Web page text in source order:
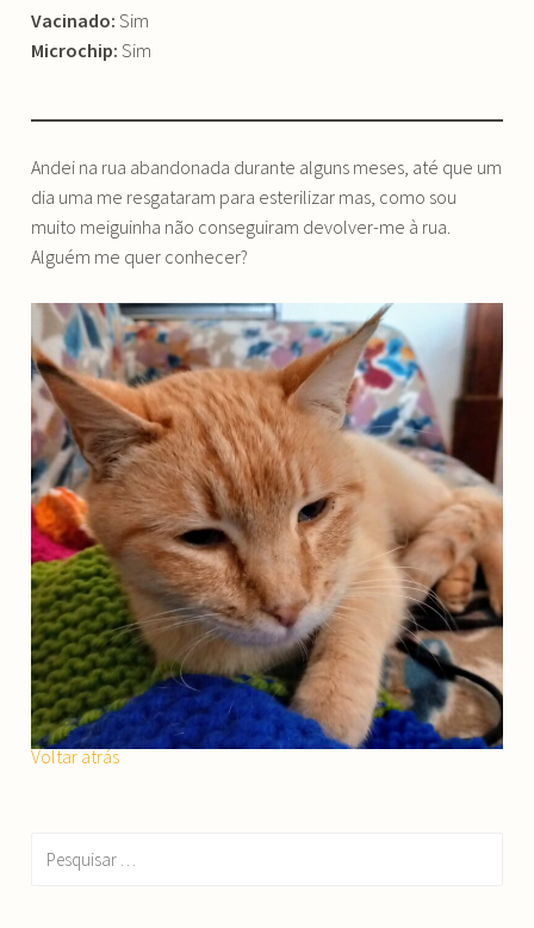
Vacinado: Sim
Microchip:Sim
Andei na rua abandonada durante alguns meses, até que um
dia uma me resgataram para esterilizar mas, como sou
muito meiguinha não conseguiram devolver-me à rua.
Alguém me quer conhecer?
Voltar atrás